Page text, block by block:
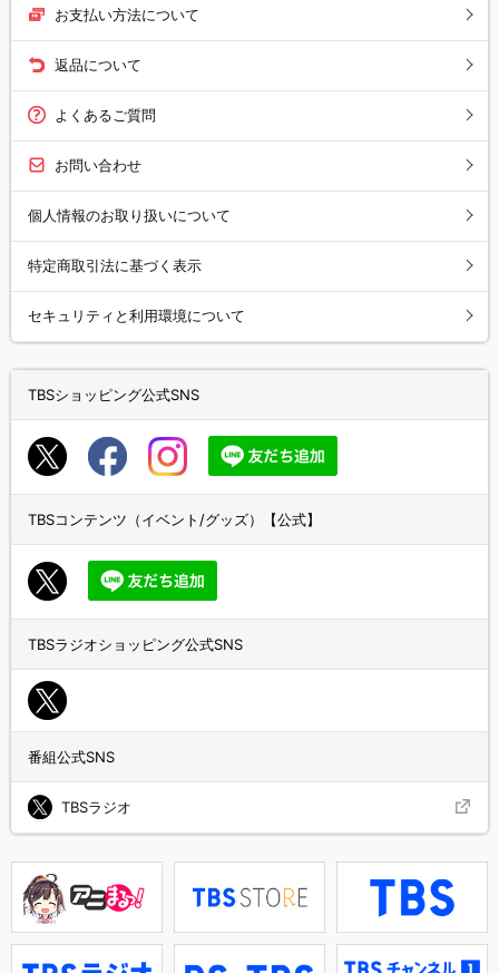
お支払い方法について
返品について
よくあるご質問
お問い合わせ
個人情報のお取り扱いについて
特定商取引法に基づく表示
セキュリティと利用環境について
TBSショッピング公式SNS
TBSコンテンツ（イベント/グッズ）【公式】
TBSラジオショッピング公式SNS
番組公式SNS
TBSラジオ